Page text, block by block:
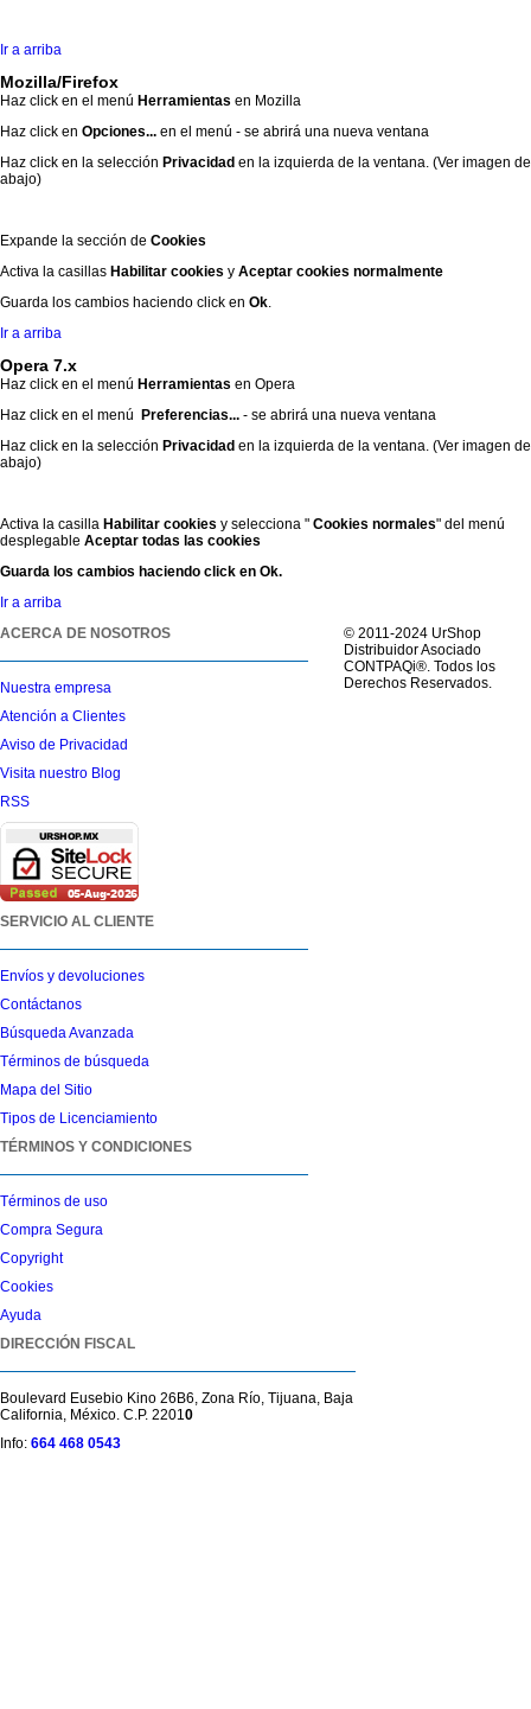
Ir a arriba
Mozilla/Firefox
Haz click en el menú Herramientas en Mozilla
Haz click en Opciones... en el menú - se abrirá una nueva ventana
Haz click en la selección Privacidad en la izquierda de la ventana. (Ver imagen de
abajo)
Expande la sección de Cookies
Activa la casillas Habilitar cookies y Aceptar cookies normalmente
Guarda los cambios haciendo click en Ok.
Ir a arriba
Opera 7.x
Haz click en el menú Herramientas en Opera
Haz click en el menú
Preferencias... - se abrirá una nueva ventana
Haz click en la selección Privacidad en la izquierda de la ventana. (Ver imagen de
abajo)
Activa la casilla Habilitar cookies y selecciona " Cookies normales" del menú
desplegable Aceptar todas las cookies
Guarda los cambios haciendo click en Ok.
Ir a arriba
ACERCA DE NOSOTROS
Nuestra empresa
Atención a Clientes
Aviso de Privacidad
Visita nuestro Blog
RSS
SERVICIO AL CLIENTE
Envíos y devoluciones
Contáctanos
Búsqueda Avanzada
Términos de búsqueda
Mapa del Sitio
Tipos de Licenciamiento
TÉRMINOS Y CONDICIONES
Términos de uso
Compra Segura
Copyright
Cookies
Ayuda
DIRECCIÓN FISCAL
Boulevard Eusebio Kino 26B6, Zona Río, Tijuana, Baja
California, México. C.P. 22010
Info: 664 468 0543
© 2011-2024 UrShop
Distribuidor Asociado
CONTPAQi®. Todos los
Derechos Reservados.